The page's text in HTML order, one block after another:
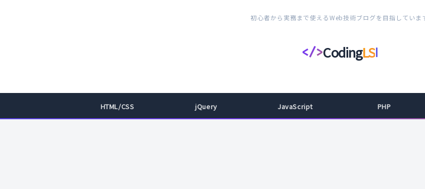
初心者から実務まで使えるWeb技術ブログを目指していま
</>CodingLS
コ
ィ
HTML/CSS jQuery JavaScript PHP